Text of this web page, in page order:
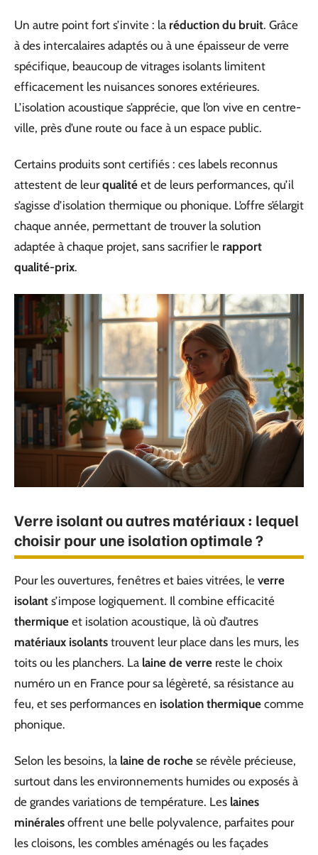
Un autre point fort s’invite : la réduction du bruit. Grâce
à des intercalaires adaptés ou à une épaisseur de verre
spécifique, beaucoup de vitrages isolants limitent
efficacement les nuisances sonores extérieures.
L’isolation acoustique s’apprécie, que l’on vive en centre-
ville, près d’une route ou face à un espace public.
Certains produits sont certifiés : ces labels reconnus
attestent de leurqualité et de leurs performances, qu’il
s’agisse d’isolation thermique ou phonique. L’offre s’élargit
chaque année, permettant de trouver la solution
adaptée à chaque projet, sans sacrifier le rapport
qualité-prix.
Verre isolant ou autres matériaux : lequel
choisir pour une isolation optimale ?
Pour les ouvertures, fenêtres et baies vitrées, le verre
isolant s’impose logiquement. Il combine efficacité
thermique et isolation acoustique, là où d’autres
matériaux isolants trouvent leur place dans les murs, les
toits ou les planchers. La laine de verre reste le choix
numéro un en France pour sa légèreté, sa résistance au
feu, et ses performances en isolation thermique comme
phonique.
Selon les besoins, la laine de roche se révèle précieuse,
surtout dans les environnements humides ou exposés à
de grandes variations de température. Les laines
minérales offrent une belle polyvalence, parfaites pour
les cloisons, les combles aménagés ou les façades